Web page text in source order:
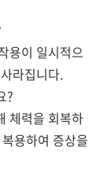
용이 일시적으
라집니다.
?
체력을 회복하
용하여 증상을